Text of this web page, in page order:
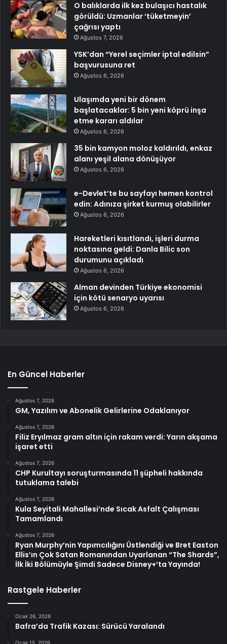
O balıklarda ilk kez bulaşıcı hastalık
görüldü: Uzmanlar ‘tüketmeyin’
çağrısı yaptı
Ağustos 7, 2026
YSK’dan “Yerel seçimler iptal edilsin”
başvurusuna ret
Ağustos 6, 2026
Ulaşımda yeni bir dönem
başlatacaklar: 5 bin yeni köprü inşa
etme kararı aldılar
Ağustos 6, 2026
35 bin kamyon moloz kaldırıldı, enkaz
alanı yeşil alana dönüşüyor
Ağustos 6, 2026
e-Devlet’te bu sayfayı hemen kontrol
edin: Adınıza şirket kurmuş olabilirler
Ağustos 6, 2026
Hareketleri kısıtlandı, işleri durma
noktasına geldi: Danla Bilic son
durumunu açıkladı
Ağustos 6, 2026
Alman devinden Türkiye ekonomisi
için kötü senaryo uyarısı
Ağustos 6, 2026
En Güncel Haberler
Ağustos 7, 2026
GM, Yazılım ve Abonelik Gelirlerine Odaklanıyor
Ağustos 7, 2026
Filiz Eryılmaz gram altın için rakam verdi: Yarın akşama
işaret etti
Ağustos 7, 2026
CHP Kurultayı soruşturmasında 11 şüpheli hakkında
tutuklama talebi
Ağustos 7, 2026
Kula Seyitali Mahallesi’nde Sıcak Asfalt Çalışması
Tamamlandı
Ağustos 7, 2026
Ryan Murphy’nin Yapımcılığını Üstlendiği ve Bret Easton
Ellis’ın Çok Satan Romanından Uyarlanan “The Shards”,
İlk İki Bölümüyle Şimdi Sadece Disney+’ta Yayında!
Rastgele Haberler
Ocak 26, 2026
Bafra’da Trafik Kazası: Sürücü Yaralandı
Ocak 15, 2026